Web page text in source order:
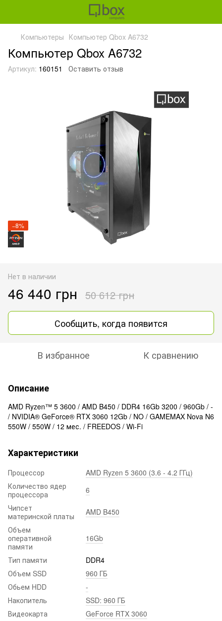
Компьютеры Компьютер Qbox A6732
Компьютер Qbox A6732
Артикул: 160151 Оставить отзыв
−8%
Нет в наличии
46 440 грн 50 612 грн
Сообщить, когда появится
В избранное К сравнению
Описание
AMD Ryzen™ 5 3600 / AMD B450 / DDR4 16Gb 3200 / 960Gb / -
/ NVIDIA® GeForce® RTX 3060 12Gb / NO / GAMEMAX Nova N6
550W / 550W / 12 мес. / FREEDOS / Wi-Fi
Характеристики
Процессор
AMD Ryzen 5 3600 (3.6 - 4.2 ГГц)
Количество ядер
процессора
6
Чипсет
материнской платы
AMD B450
Объем
оперативной
памяти
16Gb
Тип памяти
DDR4
Объем SSD
960 ГБ
Обьем HDD
-
Накопитель
SSD: 960 ГБ
Видеокарта
GeForce RTX 3060